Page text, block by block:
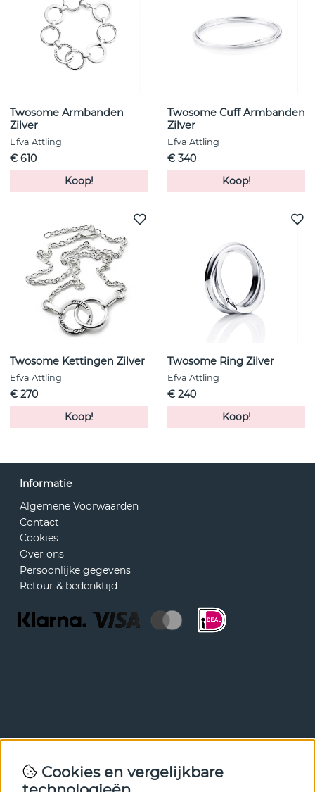
Twosome Armbanden
Zilver
Efva Attling
€ 610
Koop!
Twosome Cuff Armbanden
Zilver
Efva Attling
€ 340
Koop!
Twosome Kettingen Zilver
Efva Attling
€ 270
Koop!
Twosome Ring Zilver
Efva Attling
€ 240
Koop!
Informatie
Algemene Voorwaarden
Contact
Cookies
Over ons
Persoonlijke gegevens
Retour & bedenktijd
Met onze nieuwsbrief ben je als eerste op de hoogte van
Cookies en vergelijkbare